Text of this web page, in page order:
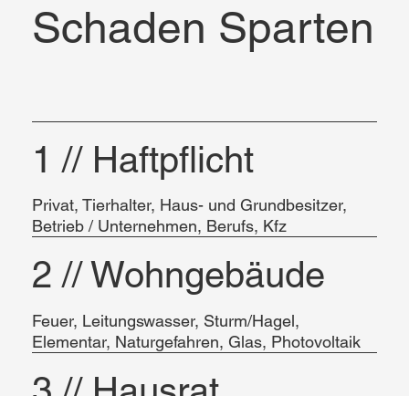
Schaden Sparten
1 // Haftpflicht
Privat, Tierhalter, Haus- und Grundbesitzer,
Betrieb / Unternehmen, Berufs, Kfz
2 // Wohngebäude
Feuer, Leitungswasser, Sturm/Hagel,
Elementar, Naturgefahren, Glas, Photovoltaik